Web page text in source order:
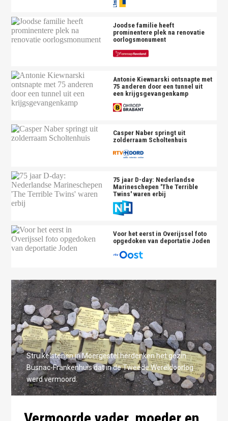
Joodse familie heeft
prominentere plek na renovatie
oorlogsmonument
Antonie Kiewnarski ontsnapte met
75 anderen door een tunnel uit
een krijgsgevangenkamp
Casper Naber springt uit
zolderraam Scholtenhuis
75 jaar D-day: Nederlandse
Marineschepen 'The Terrible
Twins' waren erbij
Voor het eerst in Overijssel foto
opgedoken van deportatie Joden
Struikelstenen in Moergestel herdenken het gezin
Busnac-Frankenhuis dat in de Tweede Wereldoorlog
werd vermoord.